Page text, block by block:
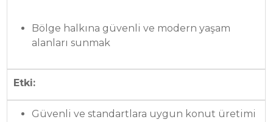
Bölge halkına güvenli ve modern yaşam
alanları sunmak
Etki:
Güvenli ve standartlara uygun konut üretimi